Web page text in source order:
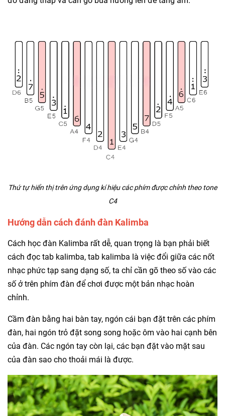
Thứ tự hiển thị trên ứng dụng kí hiệu các phím được chỉnh theo tone
C4
Hướng dẫn cách đánh đàn Kalimba
Cách học đàn Kalimba rất dễ, quan trọng là bạn phải biết
cách đọc tab kalimba, tab kalimba là việc đổi giữa các nốt
nhạc phức tạp sang dạng số, ta chỉ cần gõ theo số vào các
số ở trên phím đàn để chơi được một bản nhạc hoàn
chỉnh.
Cầm đàn bằng hai bàn tay, ngón cái bạn đặt trên các phím
đàn, hai ngón trỏ đặt song song hoặc ôm vào hai cạnh bên
của đàn. Các ngón tay còn lại, các bạn đặt vào mặt sau
của đàn sao cho thoải mái là được.